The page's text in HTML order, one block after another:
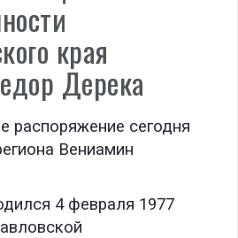
края
Дерека
распоряжение сегодня
Вениамин
4 февраля 1977